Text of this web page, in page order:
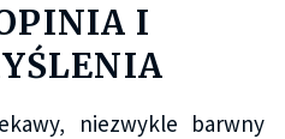
I
niezwykle barwny